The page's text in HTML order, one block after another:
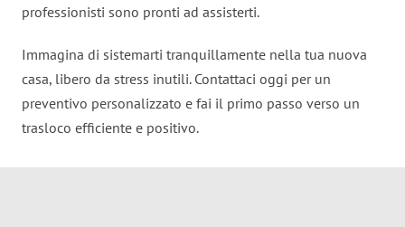
professionisti sono pronti ad assisterti.
Immagina di sistemarti tranquillamente nella tua nuova
casa, libero da stress inutili. Contattaci oggi per un
preventivo personalizzato e fai il primo passo verso un
trasloco efficiente e positivo.